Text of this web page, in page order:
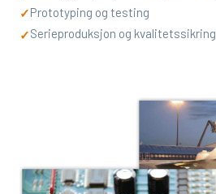
✓Prototyping og testing
✓Serieproduksjon og kvalitetssikring